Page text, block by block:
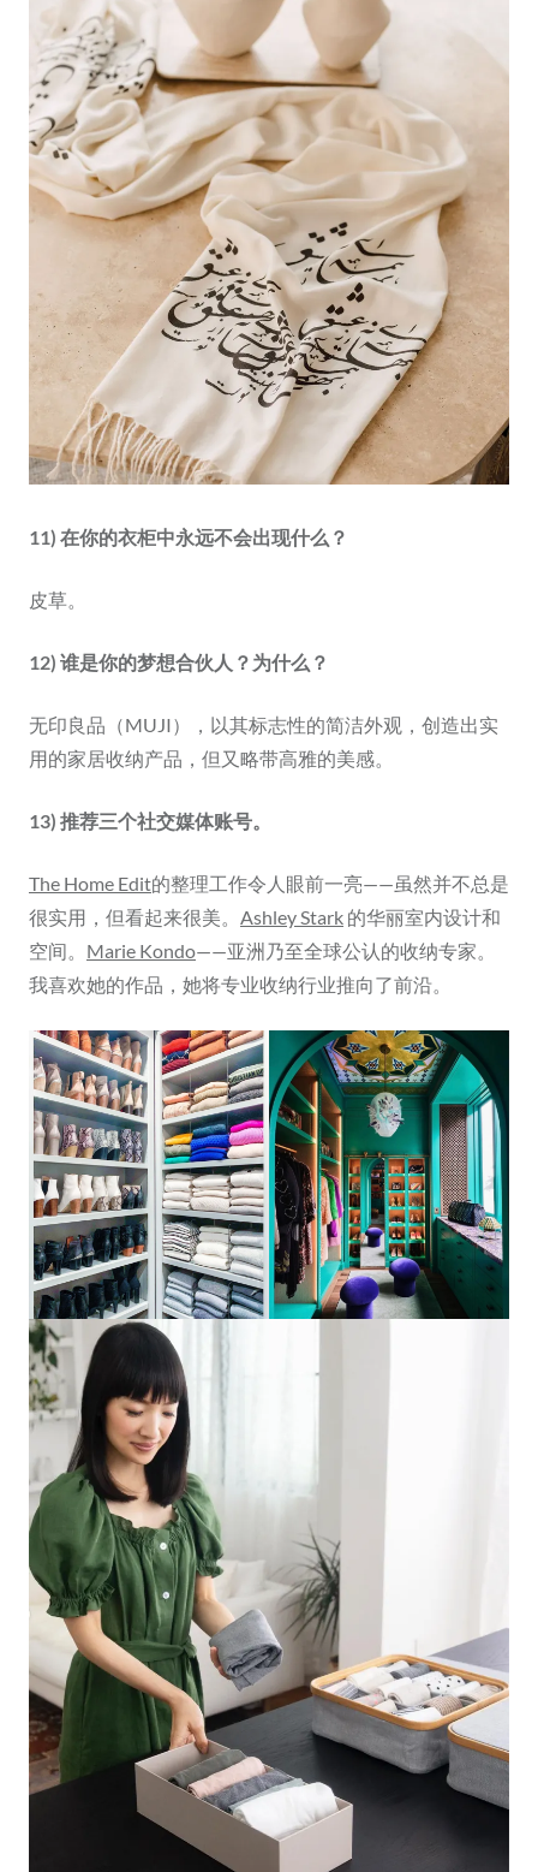
11) 在你的衣柜中永远不会出现什么？
皮草。
12) 谁是你的梦想合伙人？为什么？
无印良品（MUJI），以其标志性的简洁外观，创造出实
用的家居收纳产品，但又略带高雅的美感。
13) 推荐三个社交媒体账号。
The Home Edit的整理工作令人眼前一亮——虽然并不总是
很实用，但看起来很美。 Ashley Stark 的华丽室内设计和
空间。 Marie Kondo——亚洲乃至全球公认的收纳专家。
我喜欢她的作品，她将专业收纳行业推向了前沿。